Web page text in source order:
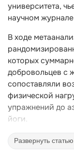
университета,
научном
В ходе
которых
добровольцев с
сопоставляли
физической
упражнений до
йоги.
Развернуть статью